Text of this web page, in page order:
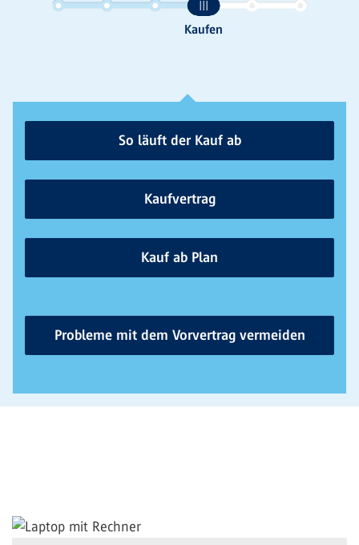
So läuft der Kauf ab
Kaufvertrag
Kauf ab Plan
Probleme mit dem Vorvertrag vermeiden